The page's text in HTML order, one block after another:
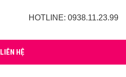
HOTLINE: 0938.11.23.99
LIÊN HỆ